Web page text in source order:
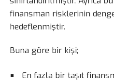
finansman risklerinin
hedeflenmiştir.
Buna göre bir kişi;
En fazla bir taşıt